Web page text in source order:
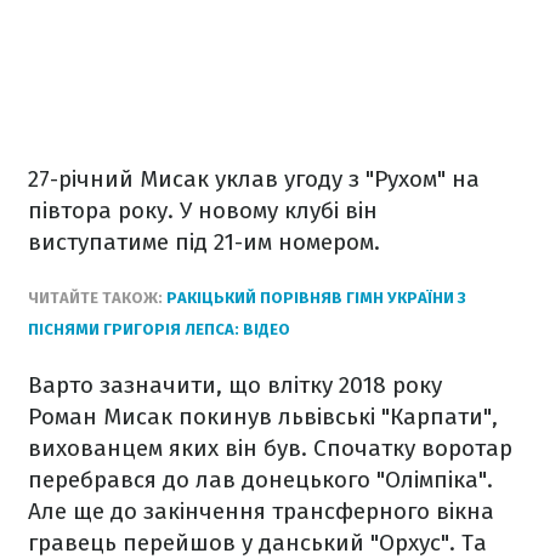
27-річний Мисак уклав угоду з "Рухом" на
півтора року. У новому клубі він
виступатиме під 21-им номером.
ЧИТАЙТЕ ТАКОЖ: РАКІЦЬКИЙ ПОРІВНЯВ ГІМН УКРАЇНИ З
ПІСНЯМИ ГРИГОРІЯ ЛЕПСА: ВІДЕО
Варто зазначити, що влітку 2018 року
Роман Мисак покинув львівські "Карпати",
вихованцем яких він був. Спочатку воротар
перебрався до лав донецького "Олімпіка".
Але ще до закінчення трансферного вікна
гравець перейшов у данський "Орхус". Та